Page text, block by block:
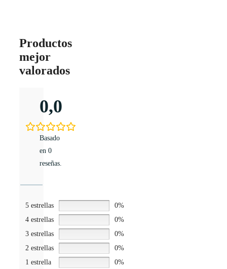
Productos
mejor
valorados
0,0
Basado
en 0
reseñas.
5 estrellas
0%
4 estrellas
0%
3 estrellas
0%
2 estrellas
0%
1 estrella
0%